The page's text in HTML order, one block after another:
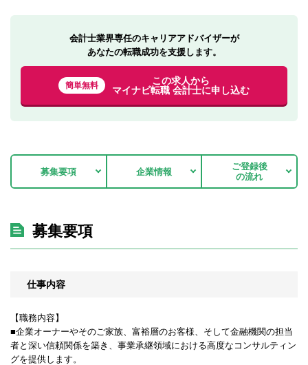
会計士業界専任のキャリアアドバイザーが
あなたの転職成功を支援します。
簡単無料
この求人から
マイナビ転職 会計士に申し込む
募集要項 企業情報
ご登録後
の流れ
募集要項
仕事内容
【職務内容】
■企業オーナーやそのご家族、富裕層のお客様、そして金融機関の担当
者と深い信頼関係を築き、事業承継領域における高度なコンサルティン
グを提供します。